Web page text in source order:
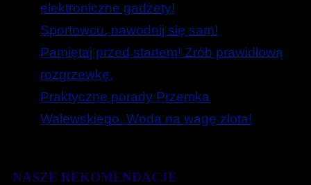
elektroniczne gadżety!
Sportowcu, nawodnij się sam!
Pamiętaj przed startem! Zrób prawidłową
rozgrzewkę.
Praktyczne porady Przemka
Walewskiego. Woda na wagę złota!
NASZE REKOMENDACJE